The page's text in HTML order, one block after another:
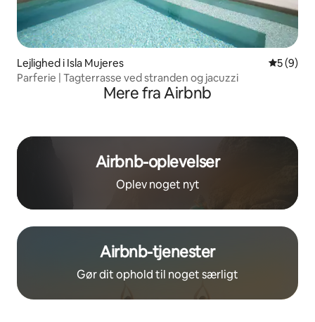
Lejlighed i Isla Mujeres 5 ud af 5
5 (9)
Parferie | Tagterrasse ved stranden og jacuzzi
Mere fra Airbnb
Airbnb-oplevelser
Oplev noget nyt
Airbnb-tjenester
Gør dit ophold til noget særligt